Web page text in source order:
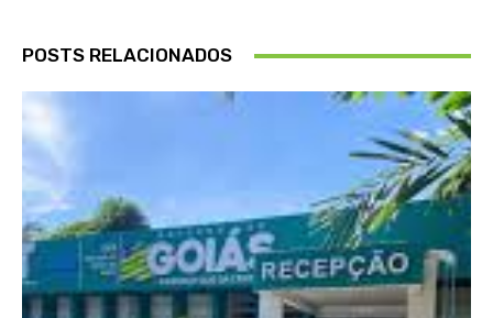
POSTS RELACIONADOS